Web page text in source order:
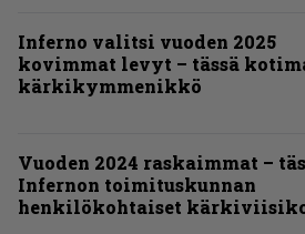
Inferno valitsi vuoden 2025
kovimmat levyt – tässä
kärkikymmenikkö
Vuoden 2024 raskaimmat –
Infernon toimituskunnan
henkilökohtaiset